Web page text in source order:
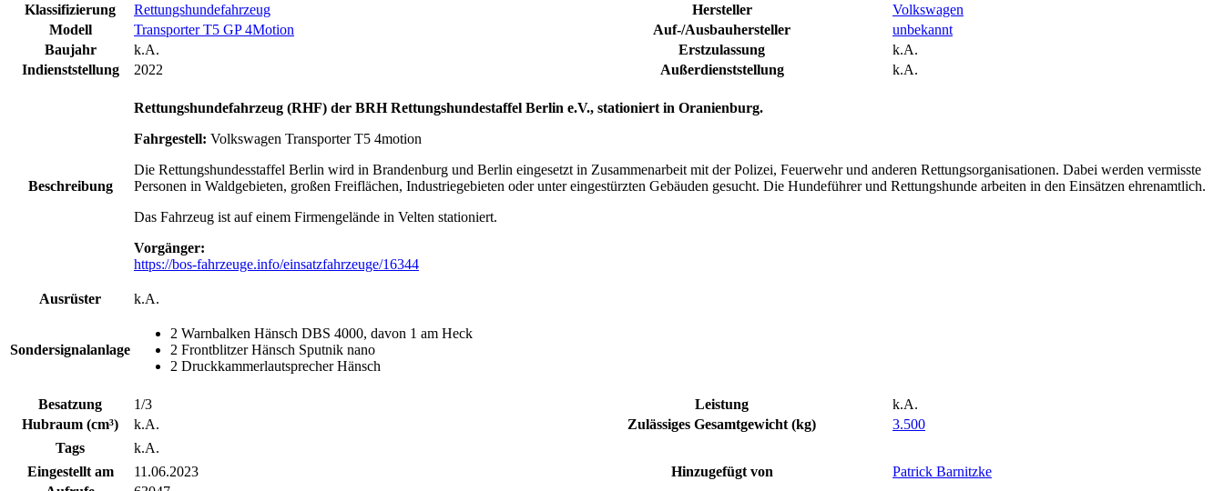
Klassifizierung
Rettungshundefahrzeug Hersteller
Volkswagen
Modell
Transporter T5 GP 4Motion Auf-/Ausbauhersteller
unbekannt
Baujahr
k.A. Erstzulassung
k.A.
Indienststellung
2022 Außerdienststellung k.A.
Beschreibung
Rettungshundefahrzeug (RHF) der BRH Rettungshundestaffel Berlin e.V., stationiert in Oranienburg.
Fahrgestell: Volkswagen Transporter T5 4motion
Die Rettungshundesstaffel Berlin wird in Brandenburg und Berlin eingesetzt in Zusammenarbeit mit der Polizei, Feuerwehr und anderen Rettungsorganisationen. Dabei werden vermisste
Personen in Waldgebieten, großen Freiflächen, Industriegebieten oder unter eingestürzten Gebäuden gesucht. Die Hundeführer und Rettungshunde arbeiten in den Einsätzen ehrenamtlich.
Das Fahrzeug ist auf einem Firmengelände in Velten stationiert.
Vorgänger:
https://bos-fahrzeuge.info/einsatzfahrzeuge/16344
Ausrüster k.A.
Sondersignalanlage
2 Warnbalken Hänsch DBS 4000, davon 1 am Heck
2 Frontblitzer Hänsch Sputnik nano
2 Druckkammerlautsprecher Hänsch
Besatzung 1/3 Leistung
k.A.
Hubraum (cm³)
k.A. Zulässiges Gesamtgewicht (kg)
3.500
Tags
k.A.
Eingestellt am
11.06.2023 Hinzugefügt von
Patrick Barnitzke